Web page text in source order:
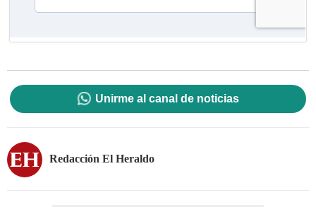
Unirme al canal de noticias
Redacción El Heraldo